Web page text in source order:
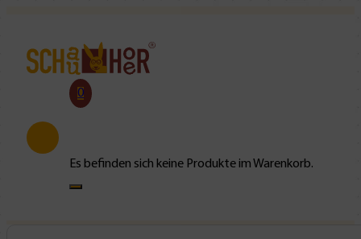
0
Es befinden sich keine Produkte im Warenkorb.